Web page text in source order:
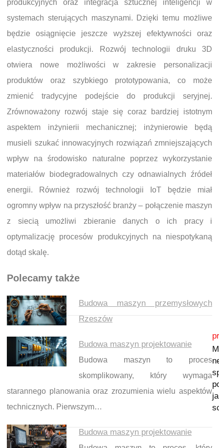
produkcyjnych oraz integracja sztucznej inteligencji w
systemach sterujących maszynami. Dzięki temu możliwe
będzie osiągnięcie jeszcze wyższej efektywności oraz
elastyczności produkcji. Rozwój technologii druku 3D
otwiera nowe możliwości w zakresie personalizacji
produktów oraz szybkiego prototypowania, co może
zmienić tradycyjne podejście do produkcji seryjnej.
Zrównoważony rozwój staje się coraz bardziej istotnym
aspektem inżynierii mechanicznej; inżynierowie będą
musieli szukać innowacyjnych rozwiązań zmniejszających
wpływ na środowisko naturalne poprzez wykorzystanie
materiałów biodegradowalnych czy odnawialnych źródeł
energii. Również rozwój technologii IoT będzie miał
ogromny wpływ na przyszłość branży – połączenie maszyn
z siecią umożliwi zbieranie danych o ich pracy i
optymalizację procesów produkcyjnych na niespotykaną
dotąd skalę.
Polecamy także
Budowa maszyn przemysłowych
Rzeszów
Budowa maszyn projektowanie
Budowa maszyn to proces
skomplikowany, który wymaga
starannego planowania oraz zrozumienia wielu aspektów
technicznych. Pierwszym…
Budowa maszyn projektowanie